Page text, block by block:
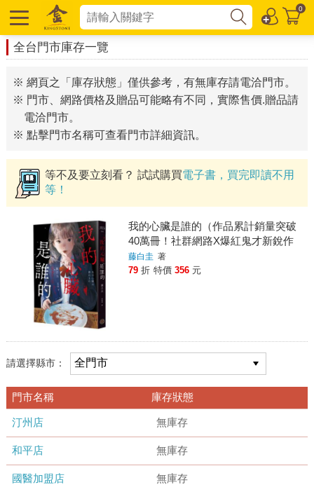
0
全台門市庫存一覽
※ 網頁之「庫存狀態」僅供參考，有無庫存請電洽門市。
※ 門市、網路價格及贈品可能略有不同，實際售價.贈品請
電洽門市。
※ 點擊門市名稱可查看門市詳細資訊。
等不及要立刻看？ 試試購買電子書，買完即讀不用
等！
我的心臟是誰的（作品累計銷量突破
40萬冊！社群網路X爆紅鬼才新銳作
家，藤白圭最新長篇作——校園驚悚
×心理懸疑×集體夢魘）
藤白圭 著
79 折 特價 356 元
請選擇縣市：
門市名稱 庫存狀態
汀州店 無庫存
和平店 無庫存
國醫加盟店 無庫存